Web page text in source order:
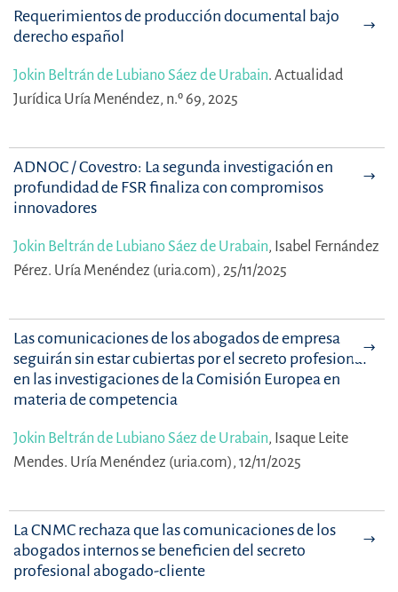
Requerimientos de producción documental bajo
derecho español
Jokin Beltrán de Lubiano Sáez de Urabain. Actualidad
Jurídica Uría Menéndez, n.º 69, 2025
ADNOC / Covestro: La segunda investigación en
profundidad de FSR finaliza con compromisos
innovadores
Jokin Beltrán de Lubiano Sáez de Urabain, Isabel Fernández
Pérez. Uría Menéndez (uria.com), 25/11/2025
Las comunicaciones de los abogados de empresa
seguirán sin estar cubiertas por el secreto profesional
en las investigaciones de la Comisión Europea en
materia de competencia
Jokin Beltrán de Lubiano Sáez de Urabain, Isaque Leite
Mendes. Uría Menéndez (uria.com), 12/11/2025
La CNMC rechaza que las comunicaciones de los
abogados internos se beneficien del secreto
profesional abogado-cliente